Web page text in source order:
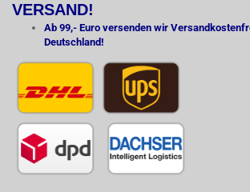
VERSAND!
Ab 99,- Euro versenden wir
Deutschland!